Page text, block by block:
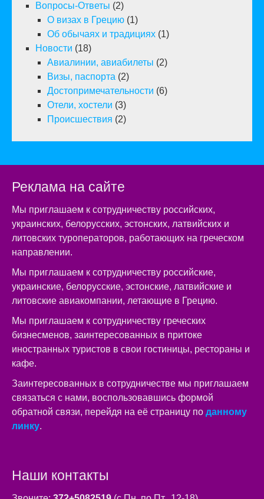
Вопросы-Ответы (2)
О визах в Грецию (1)
Об обычаях и традициях (1)
Новости (18)
Авиалинии, авиабилеты (2)
Визы, паспорта (2)
Достопримечательности (6)
Отели, хостели (3)
Происшествия (2)
Реклама на сайте
Мы приглашаем к сотрудничеству российских,
украинских, белорусских, эстонских, латвийских и
литовских туроператоров, работающих на греческом
направлении.
Мы приглашаем к сотрудничеству российские,
украинские, белорусские, эстонские, латвийские и
литовские авиакомпании, летающие в Грецию.
Мы приглашаем к сотрудничеству греческих
бизнесменов, заинтересованных в притоке
иностранных туристов в свои гостиницы, рестораны и
кафе.
Заинтересованных в сотрудничестве мы приглашаем
связаться с нами, воспользовавшись формой
обратной связи, перейдя на её страницу по данному
линку.
Наши контакты